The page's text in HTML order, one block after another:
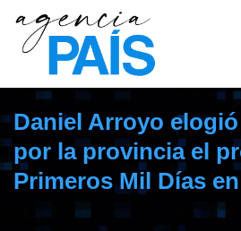
Daniel Arroyo
por la provincia el
Primeros Mil Días